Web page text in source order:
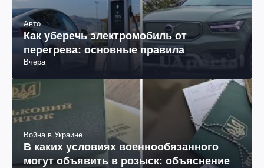
Авто
Как уберечь электромобиль от
перегрева: основные правила
Вчера
Война в Украине
В каких условиях военнообязанного
могут объявить в розыск: объяснение